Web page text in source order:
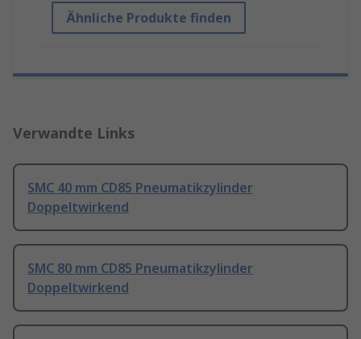
Ähnliche Produkte finden
Verwandte Links
SMC 40 mm CD85 Pneumatikzylinder
Doppeltwirkend
SMC 80 mm CD85 Pneumatikzylinder
Doppeltwirkend